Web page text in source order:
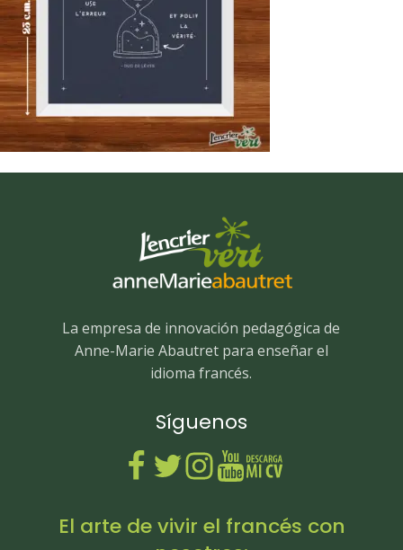
La empresa de innovación pedagógica de
Anne-Marie Abautret para enseñar el
idioma francés.
Síguenos
El arte de vivir el francés con